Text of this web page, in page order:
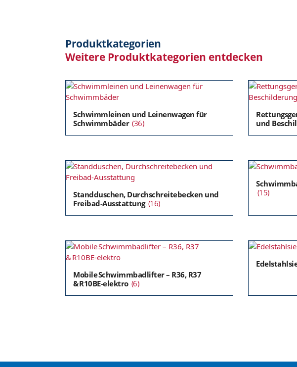
Produktkategorien
Weitere Produktkategorien entdecken
Schwimmleinen und Leinenwagen für
Schwimmbäder (36)
und
Standduschen, Durchschreitebecken und
Freibad-Ausstattung (16)
(15)
Mobile Schwimmbadlifter – R36, R37
& R10BE‑elektro (6)